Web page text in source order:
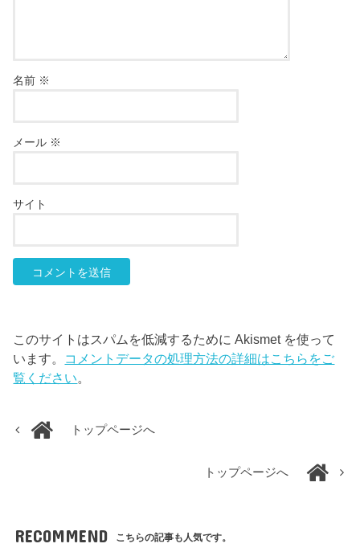
名前 ※
メール ※
サイト
このサイトはスパムを低減するために Akismet を使って
います。 コメントデータの処理方法の詳細はこちらをご
覧ください。
トップページへ
トップページへ
RECOMMEND こちらの記事も人気です。